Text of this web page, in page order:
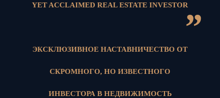
YET ACCLAIMED REAL ESTATE INVESTOR
”
ЭКСКЛЮЗИВНОЕ НАСТАВНИЧЕСТВО ОТ
СКРОМНОГО, НО ИЗВЕСТНОГО
ИНВЕСТОРА В НЕДВИЖИМОСТЬ